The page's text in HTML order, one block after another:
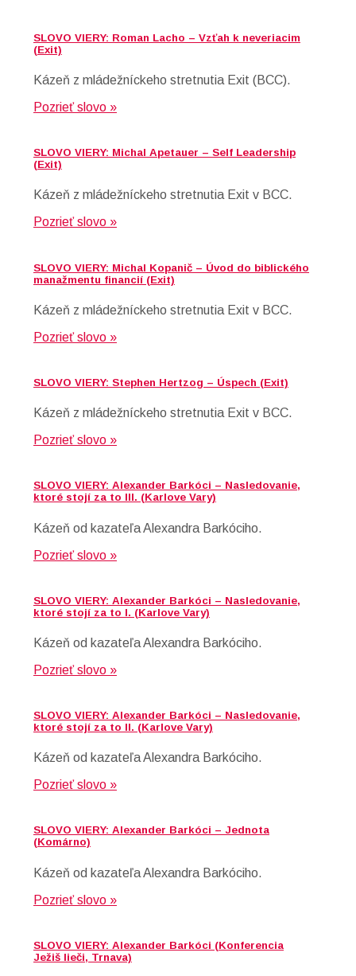
SLOVO VIERY: Roman Lacho – Vzťah k neveriacim
(Exit)
Kázeň z mládežníckeho stretnutia Exit (BCC).
Pozrieť slovo »
SLOVO VIERY: Michal Apetauer – Self Leadership
(Exit)
Kázeň z mládežníckeho stretnutia Exit v BCC.
Pozrieť slovo »
SLOVO VIERY: Michal Kopanič – Úvod do biblického
manažmentu financií (Exit)
Kázeň z mládežníckeho stretnutia Exit v BCC.
Pozrieť slovo »
SLOVO VIERY: Stephen Hertzog – Úspech (Exit)
Kázeň z mládežníckeho stretnutia Exit v BCC.
Pozrieť slovo »
SLOVO VIERY: Alexander Barkóci – Nasledovanie,
ktoré stojí za to III. (Karlove Vary)
Kázeň od kazateľa Alexandra Barkóciho.
Pozrieť slovo »
SLOVO VIERY: Alexander Barkóci – Nasledovanie,
ktoré stojí za to I. (Karlove Vary)
Kázeň od kazateľa Alexandra Barkóciho.
Pozrieť slovo »
SLOVO VIERY: Alexander Barkóci – Nasledovanie,
ktoré stojí za to II. (Karlove Vary)
Kázeň od kazateľa Alexandra Barkóciho.
Pozrieť slovo »
SLOVO VIERY: Alexander Barkóci – Jednota
(Komárno)
Kázeň od kazateľa Alexandra Barkóciho.
Pozrieť slovo »
SLOVO VIERY: Alexander Barkóci (Konferencia
Ježiš lieči, Trnava)